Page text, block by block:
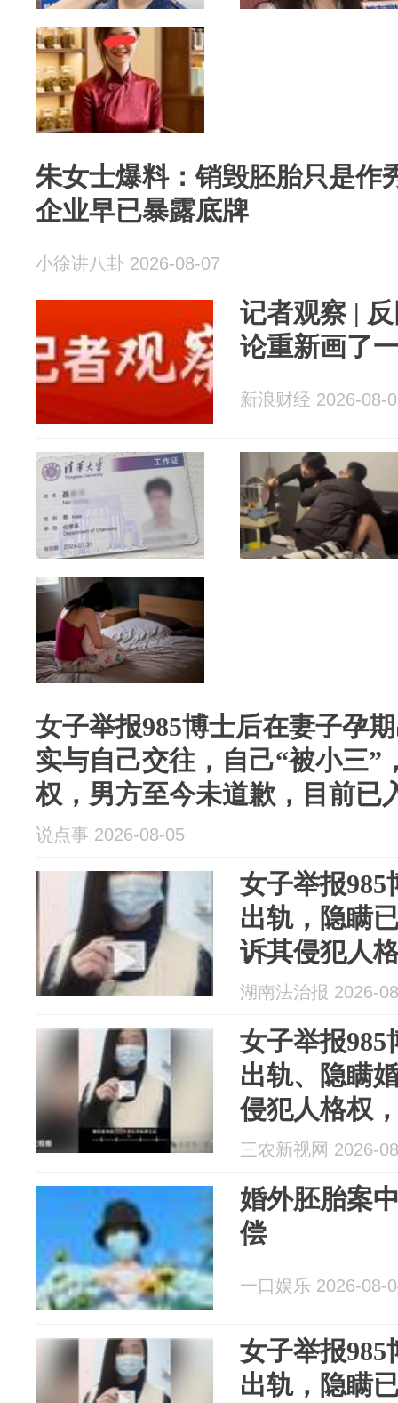
朱女士爆料：销毁胚胎只是作
企业早已暴露底牌
小徐讲八卦 2026-08-07
记者观察 |
论重新画了
新浪财经 2026-08-
女子举报985博士后在妻子孕
实与自己交往，自己“被小三”
权，男方至今未道歉，目前已
说点事 2026-08-05
女子举报985
出轨，隐瞒
诉其侵犯人
歉，目前已
系某学院研
湖南法治报 2026-
女子举报985
出轨、隐瞒
侵犯人格权
市大学
三农新视网 2026-
婚外胚胎案
偿
一口娱乐 2026-08-
女子举报985
出轨，隐瞒